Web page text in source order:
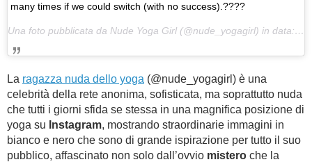
many times if we could switch (with no success).????
Una foto pubblicata da Nude Yoga Girl (@nude_yogagirl) in data:23
La ragazza nuda dello yoga (@nude_yogagirl) è una
celebrità della rete anonima, sofisticata, ma soprattutto nuda
che tutti i giorni sfida se stessa in una magnifica posizione di
yoga su Instagram, mostrando straordinarie immagini in
bianco e nero che sono di grande ispirazione per tutto il suo
pubblico, affascinato non solo dall’ovvio mistero che la